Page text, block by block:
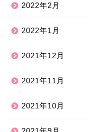
2022年2月
2022年1月
2021年12月
2021年11月
2021年10月